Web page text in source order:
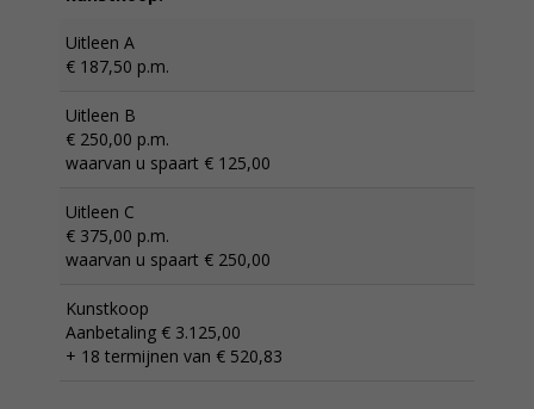
Uitleen A
€ 187,50 p.m.
Uitleen B
€ 250,00 p.m.
waarvan u spaart € 125,00
Uitleen C
€ 375,00 p.m.
waarvan u spaart € 250,00
Kunstkoop
Aanbetaling € 3.125,00
+ 18 termijnen van € 520,83